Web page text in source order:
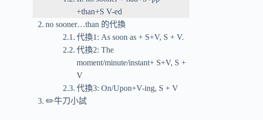
+than+S V-ed
no sooner…than 的代換
代換1: As soon as + S+V, S + V.
代換2: The
moment/minute/instant+ S+V, S +
V
代換3: On/Upon+V-ing, S + V
✏️牛刀小試